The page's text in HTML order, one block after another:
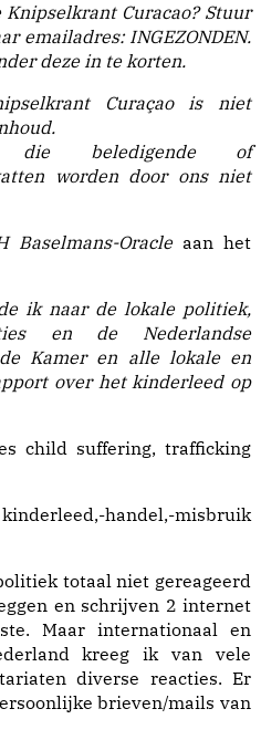
Curacao? Stuur
emailadres: INGEZONDEN.
deze in te korten.
Curaçao is niet
die beledigende of
worden door ons niet
Baselmans-Oracle aan het
ik naar de lokale politiek,
en de Nederlandse
Kamer en alle lokale en
over het kinderleed op
child suffering, trafficking
handel,-misbruik
totaal niet gereageerd
en schrijven 2 internet
Maar internationaal en
kreeg ik van vele
diverse reacties. Er
brieven/mails van